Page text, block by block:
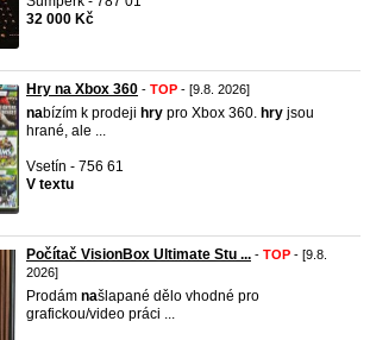
32 000 Kč
Hry na Xbox 360 - TOP - [9.8. 2026]
nabízím k prodeji hry pro Xbox 360. hry jsou
hrané, ale ...
Vsetín - 756 61
V textu
Počítač VisionBox Ultimate Stu ... - TOP - [9.8.
2026]
Prodám našlapané dělo vhodné pro
grafickou/video práci ...